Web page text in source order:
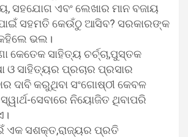
ସହଯୋଗ ଏବଂ ଲେଖାର ମାନ ବଜାୟ
ସହମତି କେଉଁଠୁ ଆସିବ? ସରକାରଙ୍କ
ଭଲ।
କେତେକ ସାହିତ୍ୟ ଚର୍ଚ୍ଚା,ପୁସ୍ତକ
ଓ ସାହିତ୍ୟର ପ୍ରଚାର ପ୍ରସାର
ଦାବି କରୁଥିବା ସଂଗୋଷ୍ଠୀ କେବଳ
ସେବାରେ ନିୟୋଜିତ ଥିବାପରି
ଏକ ସଶକ୍ତ,ରାଜ୍ୟର ପ୍ରତି